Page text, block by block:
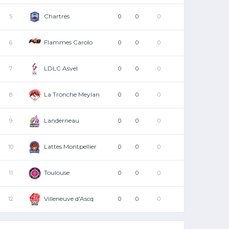
5 Chartres 0 0 0
6 Flammes Carolo 0 0 0
7 LDLC Asvel 0 0 0
8 La Tronche Meylan 0 0 0
9 Landerneau 0 0 0
10 Lattes Montpellier 0 0 0
11 Toulouse 0 0 0
12 Villeneuve d'Ascq 0 0 0